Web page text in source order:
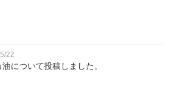
22
について投稿しました。